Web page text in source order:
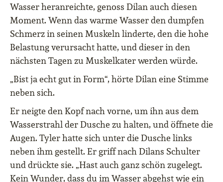
Wasser heranreichte, genoss Dilan auch diesen
Moment. Wenn das warme Wasser den dumpfen
Schmerz in seinen Muskeln linderte, den die hohe
Belastung verursacht hatte, und dieser in den
nächsten Tagen zu Muskelkater werden würde.
„Bist ja echt gut in Form“, hörte Dilan eine Stimme
neben sich.
Er neigte den Kopf nach vorne, um ihn aus dem
Wasserstrahl der Dusche zu halten, und öffnete die
Augen. Tyler hatte sich unter die Dusche links
neben ihm gestellt. Er griff nach Dilans Schulter
und drückte sie. „Hast auch ganz schön zugelegt.
Kein Wunder, dass du im Wasser abgehst wie ein